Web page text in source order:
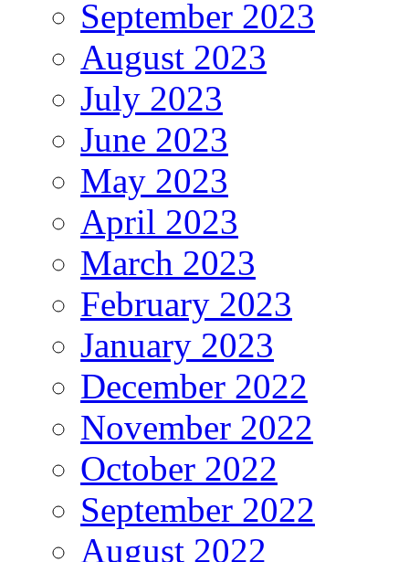
September 2023
August 2023
July 2023
June 2023
May 2023
April 2023
March 2023
February 2023
January 2023
December 2022
November 2022
October 2022
September 2022
August 2022